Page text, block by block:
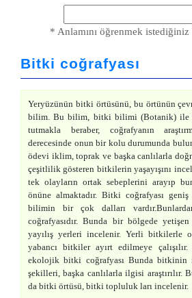
* Anlamını öğrenmek istediğiniz
Bitki coğrafyası
Yeryüzünün bitki örtüsünü, bu örtünün
bilim. Bu bilim, bitki bilimi (Botanik) ile
tutmakla beraber, coğrafyanın
derecesinde onun bir kolu durumunda
ödevi iklim, toprak ve başka canlılarla
çeşitlilik gösteren bitkilerin yaşayışını
tek olayların ortak sebeplerini arayıp
önüne almaktadır. Bitki coğrafyası
bilimin bir çok dalları
coğrafyasıdır. Bunda bir bölgede
yayılış yerleri incelenir. Yerli bitkilerle
yabancı bitkiler ayırt edilmeye
ekolojik bitki coğrafyası Bunda bitkinin
şekilleri, başka canlılarla ilgisi araştırılır.
da bitki örtüsü, bitki topluluk ları incelenir.